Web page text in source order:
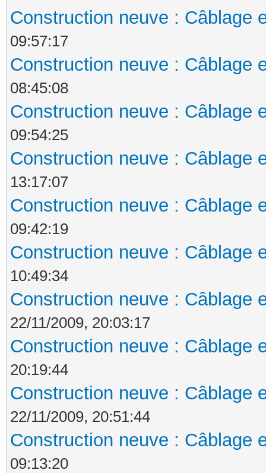
Construction neuve : Câblage
09:57:17
Construction neuve : Câblage
08:45:08
Construction neuve : Câblage
09:54:25
Construction neuve : Câblage
13:17:07
Construction neuve : Câblage
09:42:19
Construction neuve : Câblage
10:49:34
Construction neuve : Câblage
22/11/2009, 20:03:17
Construction neuve : Câblage
20:19:44
Construction neuve : Câblage
22/11/2009, 20:51:44
Construction neuve : Câblage
09:13:20